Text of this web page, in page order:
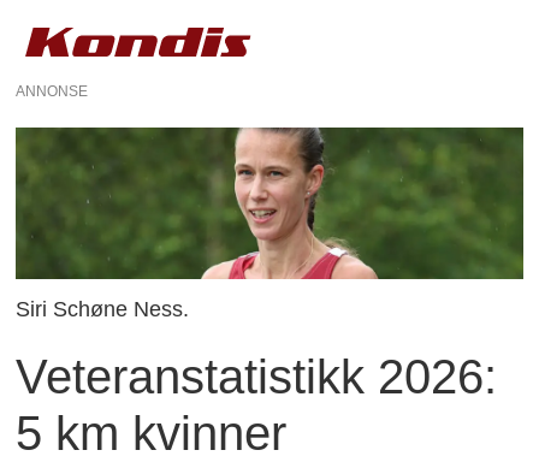
ANNONSE
Siri Schøne Ness.
Veteranstatistikk 2026:
5 km kvinner